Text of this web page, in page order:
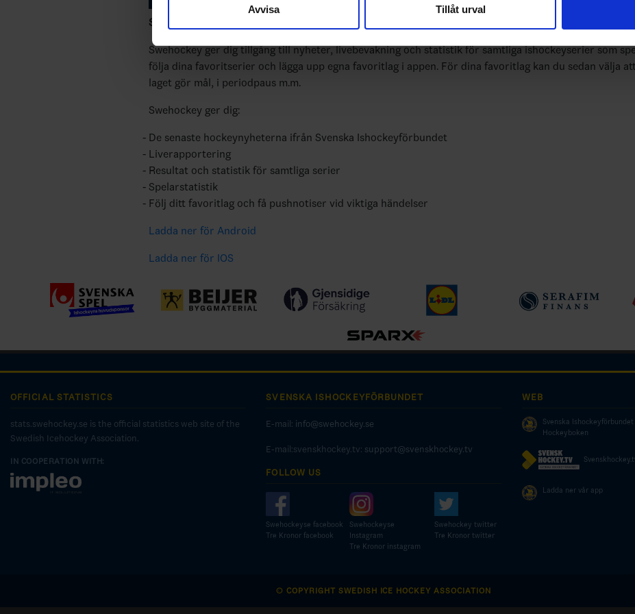
till de sociala medier och annons- och analysföretag som vi samarbetar med. Dessa kan i sin tur
med annan information som du har tillhandahållit eller som de har samlat in när du har använt
Avvisa Tillåt urval
Swehockey – Svenska Ishockeyförbundets officiella app
Swehockey ger dig tillgång till nyheter, livebevakning och statistik för samtliga ishockeyserier som
följa dina favoritserier och lägga upp egna favoritlag i appen. För dina favoritlag kan du sedan välja
laget gör mål, i periodpaus m.m.
Swehockey ger dig:
De senaste hockeynyheterna ifrån Svenska Ishockeyförbundet
Liverapportering
Resultat och statistik för samtliga serier
Spelarstatistik
Följ ditt favoritlag och få pushnotiser vid viktiga händelser
Ladda ner för Android
Ladda ner för IOS
OFFICIAL STATISTICS
stats.swehockey.se is the official statistics web site of the
Swedish Icehockey Association.
IN COOPERATION WITH:
SVENSKA ISHOCKEYFÖRBUNDET
E-mail: info@swehockey.se
E-mail:svenskhockey.tv: support@svenskhockey.tv
FOLLOW US
Swehockeyse facebook
Tre Kronor facebook
Swehockeyse
Instagram
Tre Kronor instagram
Swehockey twitter
Tre Kronor twitter
WEB
Svenska Ishockeyförbundet
Hockeyboken
Ladda ner vår app
© COPYRIGHT SWEDISH ICE HOCKEY ASSOCIATION